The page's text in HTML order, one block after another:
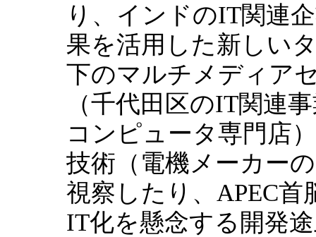
り、インドのIT関連
果を活用した新しい
下のマルチメディア
（千代田区のIT関連
コンピュータ専門店
技術（電機メーカー
視察したり、APEC首
IT化を懸念する開発